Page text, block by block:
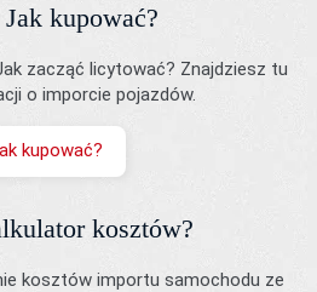
Jak kupować?
zacząć licytować? Znajdziesz tu
o imporcie pojazdów.
kupować?
kosztów?
kosztów importu samochodu ze